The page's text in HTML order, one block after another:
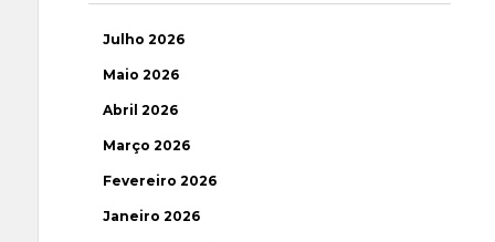
Julho 2026
Maio 2026
Abril 2026
Março 2026
Fevereiro 2026
Janeiro 2026